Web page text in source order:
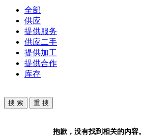
全部
供应
提供服务
供应二手
提供加工
提供合作
库存
抱歉，没有找到相关的内容。